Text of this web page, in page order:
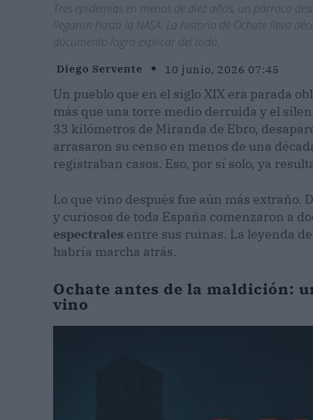
Tres epidemias en menos de diez años, un párroco
llegaron hasta la NASA. La historia de Ochate lleva
documento logra explicar del todo.
Diego Servente 10 junio, 2026 07:45
Un pueblo que en el siglo XIX era parada
más que una torre medio derruida y el
33 kilómetros de Miranda de Ebro,
arrasaron su censo en menos de una
registraban casos. Eso, por sí solo, ya
Lo que vino después fue aún más extraño.
y curiosos de toda España comenzaron a
espectrales entre sus ruinas. La leyenda
habría marcha atrás.
Ochate antes de la maldición:
vino